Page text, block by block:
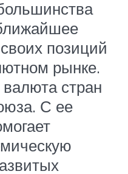
позиций
рынке.
стран
С ее